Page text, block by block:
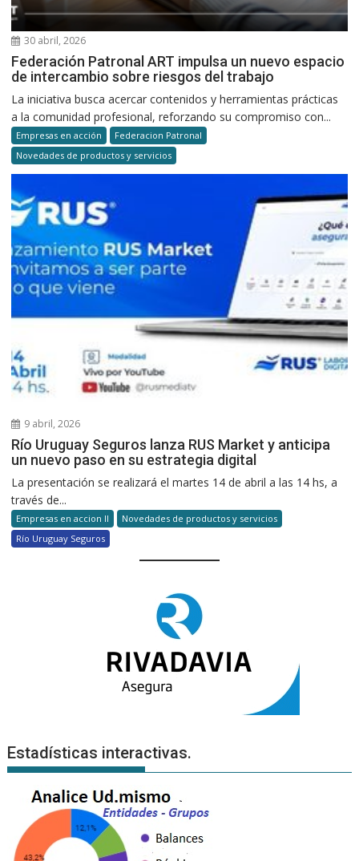
30 abril, 2026
Federación Patronal ART impulsa un nuevo espacio
de intercambio sobre riesgos del trabajo
La iniciativa busca acercar contenidos y herramientas prácticas
a la comunidad profesional, reforzando su compromiso con...
Empresas en acción
Federacion Patronal
Novedades de productos y servicios
9 abril, 2026
Río Uruguay Seguros lanza RUS Market y anticipa
un nuevo paso en su estrategia digital
La presentación se realizará el martes 14 de abril a las 14 hs, a
través de...
Empresas en accion II
Novedades de productos y servicios
Río Uruguay Seguros
Estadísticas interactivas.